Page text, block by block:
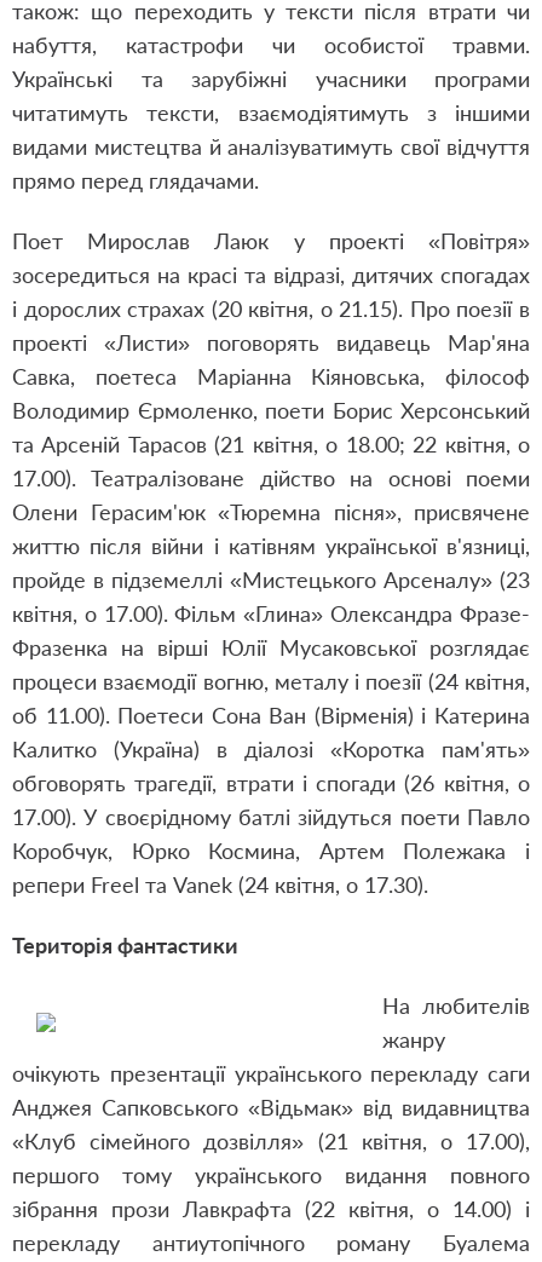
також: що переходить у тексти після втрати чи
набуття, катастрофи чи особистої травми.
Українські та зарубіжні учасники програми
читатимуть тексти, взаємодіятимуть з іншими
видами мистецтва й аналізуватимуть свої відчуття
прямо перед глядачами.
Поет Мирослав Лаюк у проекті «Повітря»
зосередиться на красі та відразі, дитячих спогадах
і дорослих страхах (20 квітня, о 21.15). Про поезії в
проекті «Листи» поговорять видавець Мар'яна
Савка, поетеса Маріанна Кіяновська, філософ
Володимир Єрмоленко, поети Борис Херсонський
та Арсеній Тарасов (21 квітня, о 18.00; 22 квітня, о
17.00). Театралізоване дійство на основі поеми
Олени Герасим'юк «Тюремна пісня», присвячене
життю після війни і катівням української в'язниці,
пройде в підземеллі «Мистецького Арсеналу» (23
квітня, о 17.00). Фільм «Глина» Олександра Фразе-
Фразенка на вірші Юлії Мусаковської розглядає
процеси взаємодії вогню, металу і поезії (24 квітня,
об 11.00). Поетеси Сона Ван (Вірменія) і Катерина
Калитко (Україна) в діалозі «Коротка пам'ять»
обговорять трагедії, втрати і спогади (26 квітня, о
17.00). У своєрідному батлі зійдуться поети Павло
Коробчук, Юрко Космина, Артем Полежака і
репери Freel та Vanek (24 квітня, о 17.30).
Територія фантастики
На любителів
жанру
очікують презентації українського перекладу саги
Анджея Сапковського «Відьмак» від видавництва
«Клуб сімейного дозвілля» (21 квітня, о 17.00),
першого тому українського видання повного
зібрання прози Лавкрафта (22 квітня, о 14.00) і
перекладу антиутопічного роману Буалема